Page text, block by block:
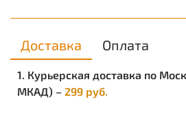
сочетание натуральных и
прилегающая к телу содержит
обеспечивающий комфорт и
эксплуатации изделия. Лицевая
полиэфир, обеспечивающий
износоустойчивость,
Доставка Оплата
1. Курьерская доставка по
МКАД) – 299 руб.